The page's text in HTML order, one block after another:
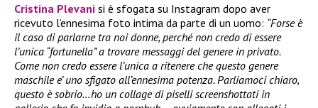
Cristina Plevani si è sfogata su Instagram dopo aver
ricevuto l’ennesima foto intima da parte di un uomo: “Forse è
il caso di parlarne tra noi donne, perché non credo di essere
l’unica “fortunella” a trovare messaggi del genere in privato.
Come non credo essere l’unica a ritenere che questo genere
maschile e’ uno sfigato all’ennesima potenza. Parliamoci chiaro,
questo è sobrio…ho un collage di piselli screenshottati in